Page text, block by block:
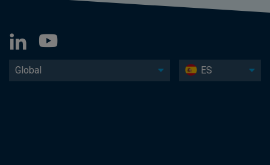
Global ES